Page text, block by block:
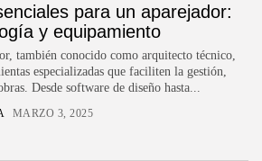
para un aparejador:
y equipamiento
también conocido como arquitecto técnico,
especializadas que faciliten la gestión,
Desde software de diseño hasta...
MARZO 3, 2025